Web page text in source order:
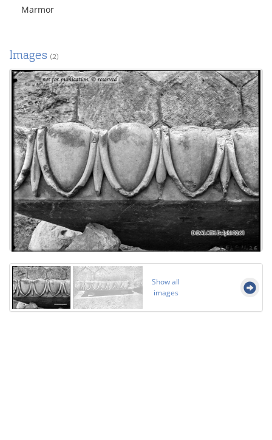
Marmor
Images (2)
Show all
images